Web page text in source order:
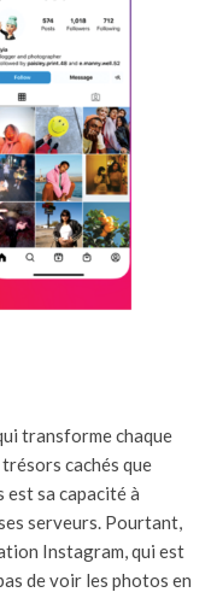
transforme chaque
cachés que
est sa capacité à
serveurs. Pourtant,
Instagram, qui est
de voir les photos en